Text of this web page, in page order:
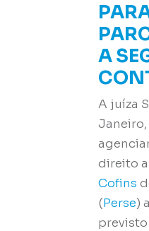
A
A juíza
direito
Cofins
(Perse)
previsto